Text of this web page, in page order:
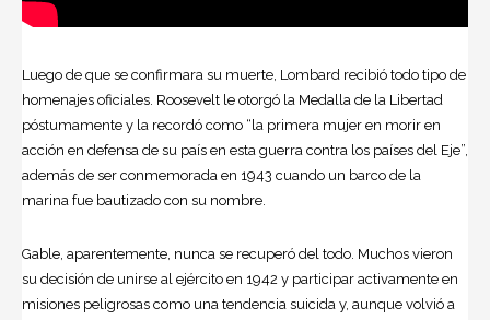
Luego de que se confirmara su muerte, Lombard recibió todo tipo de
homenajes oficiales. Roosevelt le otorgó la Medalla de la Libertad
póstumamente y la recordó como “la primera mujer en morir en
acción en defensa de su país en esta guerra contra los países del Eje”,
además de ser conmemorada en 1943 cuando un barco de la
marina fue bautizado con su nombre.
Gable, aparentemente, nunca se recuperó del todo. Muchos vieron
su decisión de unirse al ejército en 1942 y participar activamente en
misiones peligrosas como una tendencia suicida y, aunque volvió a